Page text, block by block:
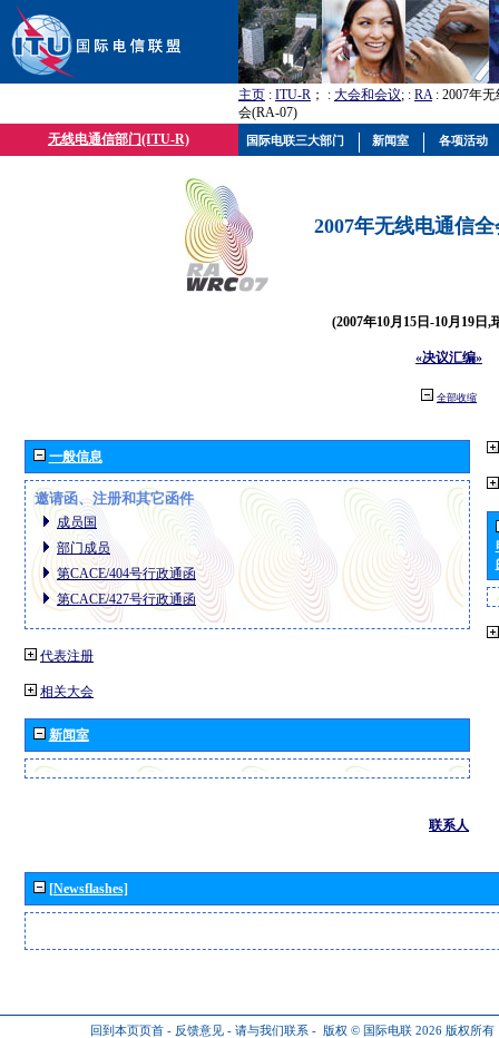
主页 : ITU-R ； : 大会和会议; : RA: 2007年
会(RA-07)
无线电通信部门(ITU-R)
2007年无线电通信
(2007年10月15日-10月19日,
«决议汇编»
全部收缩
一般信息
邀请函、注册和其它函件
成员国
部门成员
第CACE/404号行政通函
第CACE/427号行政通函
代表注册
相关大会
新闻室
联系人
[Newsflashes]
回到本页页首 - 反馈意见 - 请与我们联系 - 版权 © 国际电联 2026 版权所有
国际电联三大部门 新闻室 各项活动